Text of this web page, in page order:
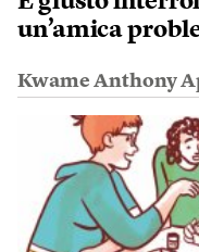
un’amica
Kwame Anthony